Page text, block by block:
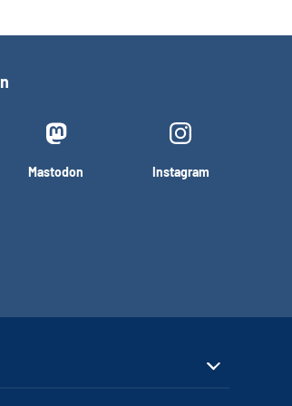
Mastodon Instagram